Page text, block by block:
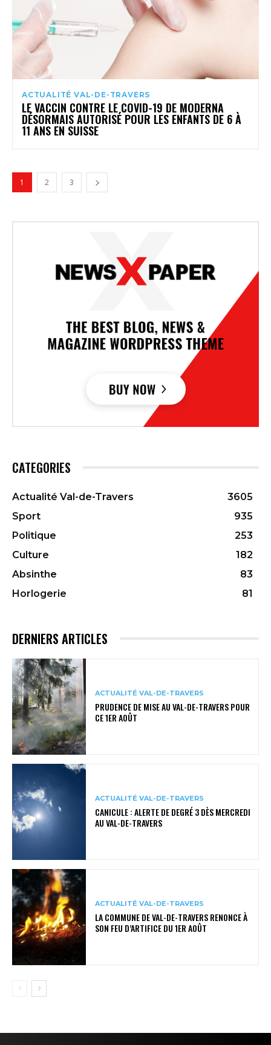
ACTUALITÉ VAL-DE-TRAVERS
LE VACCIN CONTRE LE COVID-19 DE MODERNA
DÉSORMAIS AUTORISÉ POUR LES ENFANTS DE 6 À
11 ANS EN SUISSE
1 2 3
CATEGORIES
Actualité Val-de-Travers
3605
Sport
935
Politique
253
Culture
182
Absinthe
83
Horlogerie
81
DERNIERS ARTICLES
ACTUALITÉ VAL-DE-TRAVERS
PRUDENCE DE MISE AU VAL-DE-TRAVERS POUR
CE 1ER AOÛT
ACTUALITÉ VAL-DE-TRAVERS
CANICULE : ALERTE DE DEGRÉ 3 DÈS MERCREDI
AU VAL-DE-TRAVERS
ACTUALITÉ VAL-DE-TRAVERS
LA COMMUNE DE VAL-DE-TRAVERS RENONCE À
SON FEU D’ARTIFICE DU 1ER AOÛT